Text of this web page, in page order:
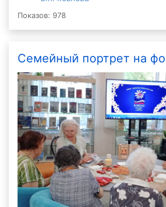
Показов: 978
Семейный портрет на